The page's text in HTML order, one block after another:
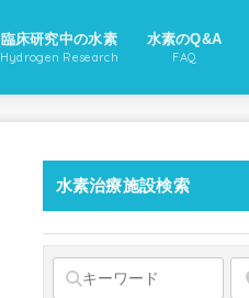
臨床研究中の水素
Hydrogen Research
水素のQ&A
FAQ
水素治療施設検索